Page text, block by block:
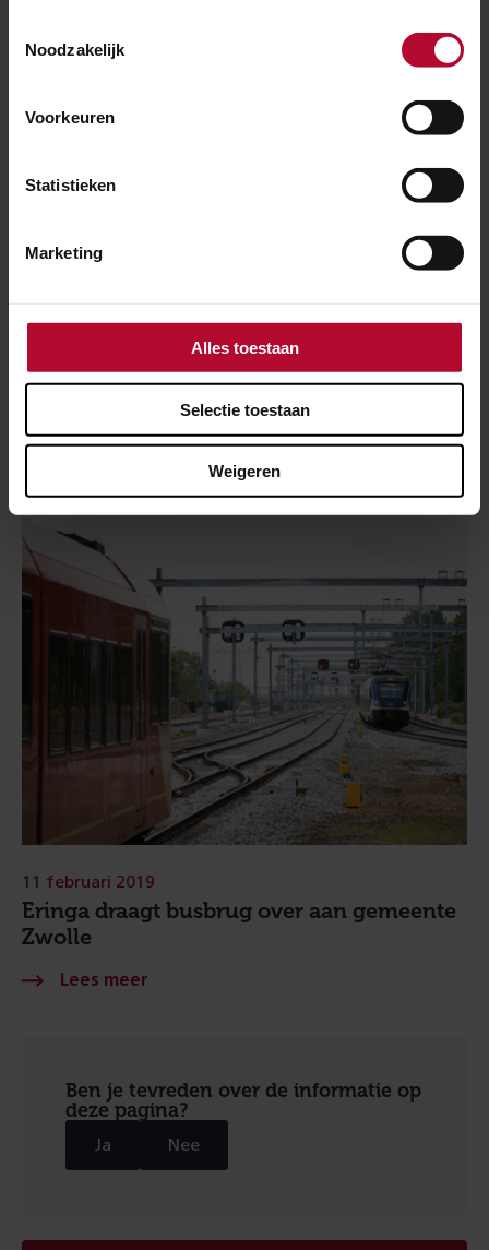
Noodzakelijk
Voorkeuren
Statistieken
Marketing
Alles toestaan
Selectie toestaan
Weigeren
Feestelijke oplevering tunnel Oostriklaan
en station Deventer-Colmschate
11 juli 2019
Eringa draagt busbrug over aan gemeente
Zwolle
11 februari 2019
Ben je tevreden over de informatie op
deze pagina?
Ja Nee